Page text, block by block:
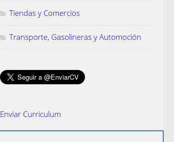
Tiendas y Comercios
Transporte, Gasolineras y Automoción
Enviar Curriculum